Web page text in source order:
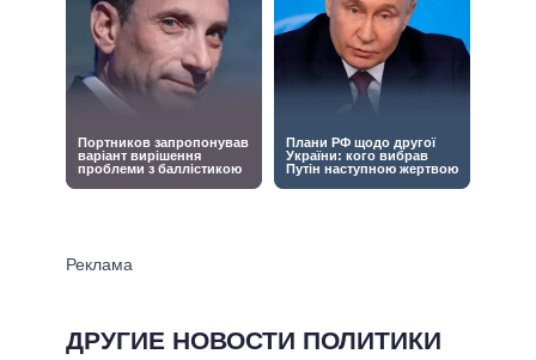
ДРУГИЕ НОВОСТИ ПОЛИТИКИ